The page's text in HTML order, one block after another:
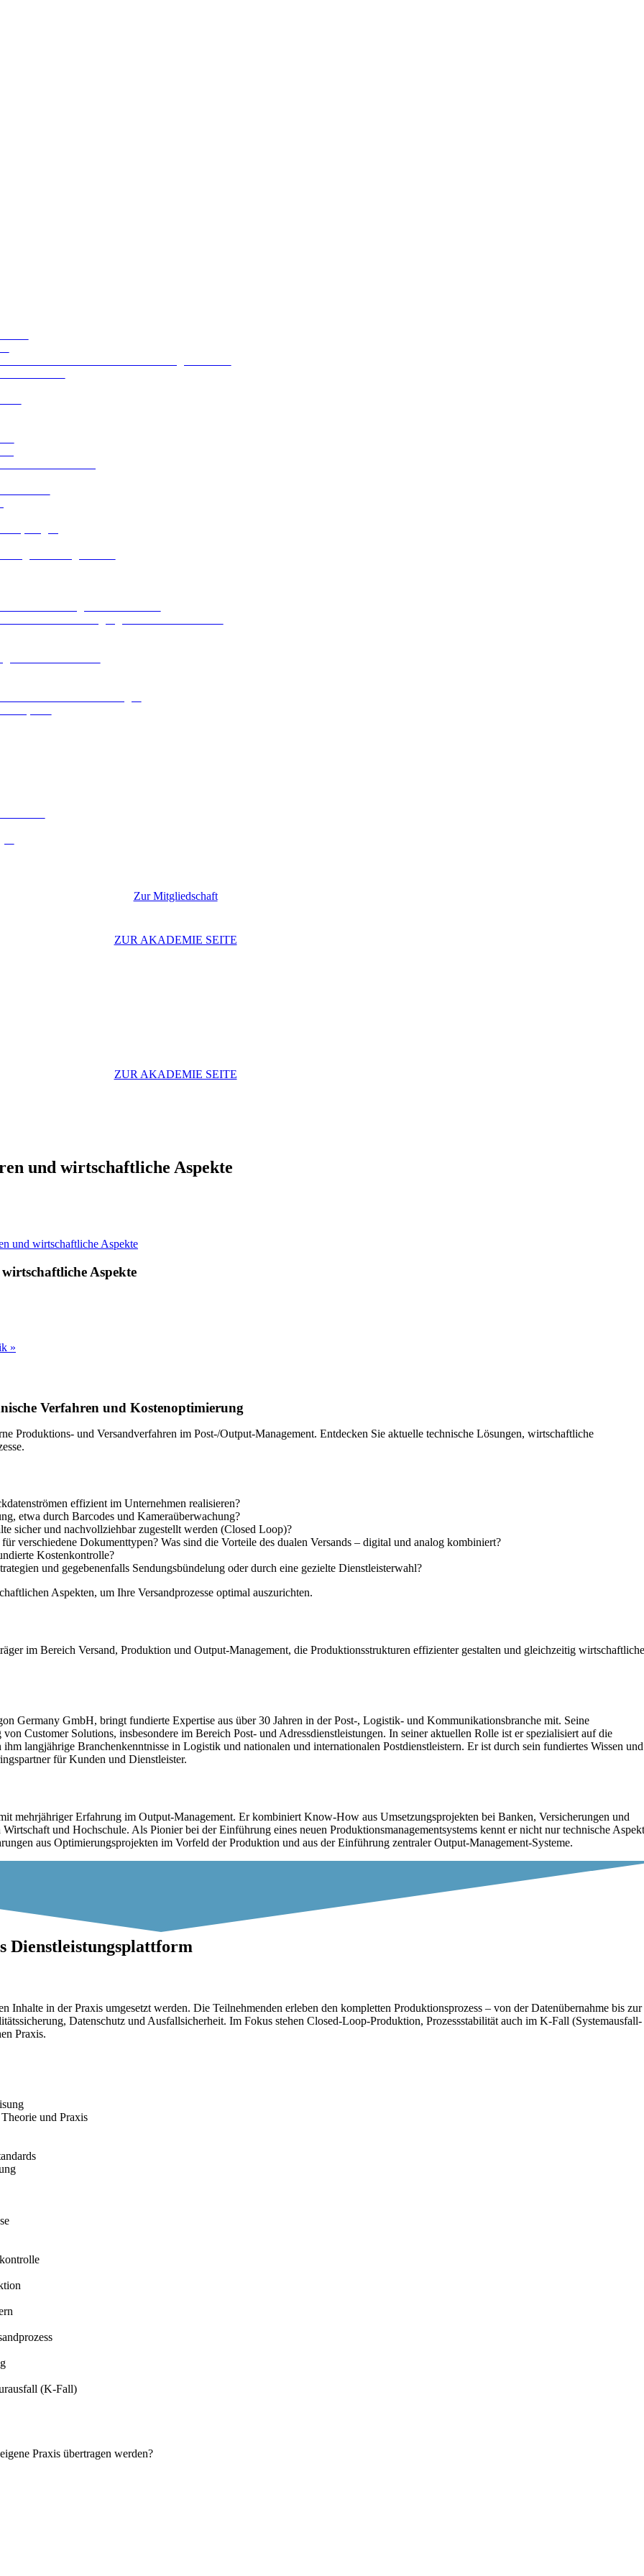
Zur Mitgliedschaft
ZUR AKADEMIE SEITE
ZUR AKADEMIE SEITE
und wirtschaftliche Aspekte
und wirtschaftliche Aspekte
Aspekte
»
Verfahren und Kostenoptimierung
Produktions- und Versandverfahren im Post-/Output-Management. Entdecken Sie aktuelle technische Lösungen, wirtschaftliche
effizient im Unternehmen realisieren?
etwa durch Barcodes und Kameraüberwachung?
sicher und nachvollziehbar zugestellt werden (Closed Loop)?
verschiedene Dokumenttypen? Was sind die Vorteile des dualen Versands – digital und analog kombiniert?
Kostenkontrolle?
und gegebenenfalls Sendungsbündelung oder durch eine gezielte Dienstleisterwahl?
Aspekten, um Ihre Versandprozesse optimal auszurichten.
im Bereich Versand, Produktion und Output-Management, die Produktionsstrukturen effizienter gestalten und gleichzeitig
Germany GmbH, bringt fundierte Expertise aus über 30 Jahren in der Post-, Logistik- und Kommunikationsbranche mit. Seine
Customer Solutions, insbesondere im Bereich Post- und Adressdienstleistungen. In seiner aktuellen Rolle ist er spezialisiert auf die
langjährige Branchenkenntnisse in Logistik und nationalen und internationalen Postdienstleistern. Er ist durch sein fundiertes Wissen und
für Kunden und Dienstleister.
Erfahrung im Output-Management. Er kombiniert Know-How aus Umsetzungsprojekten bei Banken, Versicherungen und
und Hochschule. Als Pionier bei der Einführung eines neuen Produktionsmanagementsystems kennt er nicht nur technische
aus Optimierungsprojekten im Vorfeld der Produktion und aus der Einführung zentraler Output-Management-Systeme.
Dienstleistungsplattform
Inhalte in der Praxis umgesetzt werden. Die Teilnehmenden erleben den kompletten Produktionsprozess – von der Datenübernahme bis zur
Datenschutz und Ausfallsicherheit. Im Fokus stehen Closed-Loop-Produktion, Prozessstabilität auch im K-Fall (Systemausfall-
Praxis.
und Praxis
(K-Fall)
Praxis übertragen werden?